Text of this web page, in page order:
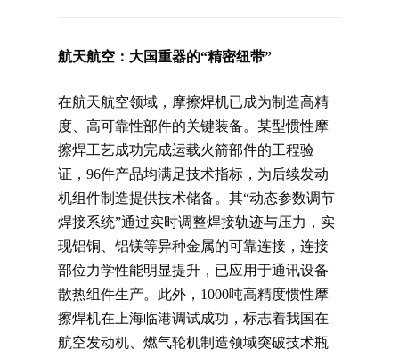
专用机床
其他机床
航天航空：大国重器的“精密纽带”
在航天航空领域，摩擦焊机已成为制造高精
度、高可靠性部件的关键装备。某型惯性摩
擦焊工艺成功完成运载火箭部件的工程验
证，96件产品均满足技术指标，为后续发动
机组件制造提供技术储备。其“动态参数调节
焊接系统”通过实时调整焊接轨迹与压力，实
现铝铜、铝镁等异种金属的可靠连接，连接
部位力学性能明显提升，已应用于通讯设备
散热组件生产。此外，1000吨高精度惯性摩
擦焊机在上海临港调试成功，标志着我国在
航空发动机、燃气轮机制造领域突破技术瓶